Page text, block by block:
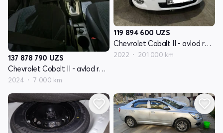
137 878 790 UZS
Chevrolet Cobalt II - avlod restyling
2024 7 000 km
119 894 600 UZS
Chevrolet Cobalt II - avlod restyling
2022 201 000 km